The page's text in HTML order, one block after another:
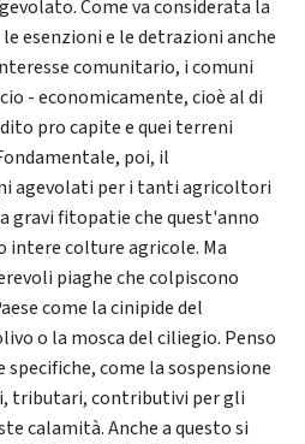
Come va considerata la
esenzioni e le detrazioni anche
comunitario, i comuni
- economicamente, cioè al di
pro capite e quei terreni
poi, il
agevolati per i tanti agricoltori
gravi fitopatie che quest'anno
colture agricole. Ma
piaghe che colpiscono
come la cinipide del
o la mosca del ciliegio. Penso
come la sospensione
tributari, contributivi per gli
calamità. Anche a questo si